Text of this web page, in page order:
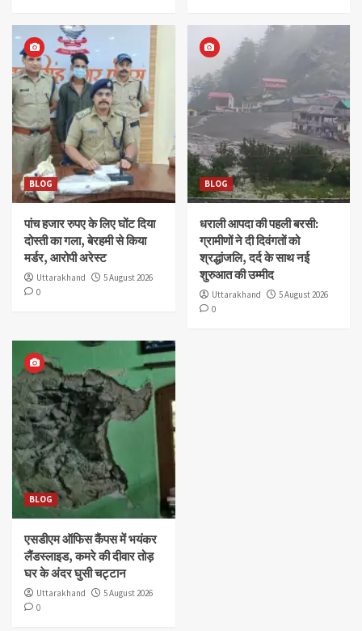
BLOG
पांच हजार रुपए के लिए घोंट दिया
दोस्ती का गला, बेरहमी से किया
मर्डर, आरोपी अरेस्ट
Uttarakhand
5 August 2026
0
BLOG
धराली आपदा की पहली बरसी:
ग्रामीणों ने दी दिवंगतों को
श्रद्धांजलि, दर्द के साथ नई
शुरुआत की उम्मीद
Uttarakhand
5 August 2026
0
BLOG
एसडीएम ऑफिस कैंपस में भयंकर
लैंडस्लाइड, कमरे की दीवार तोड़
घर के अंदर घुसी चट्टान
Uttarakhand
5 August 2026
0